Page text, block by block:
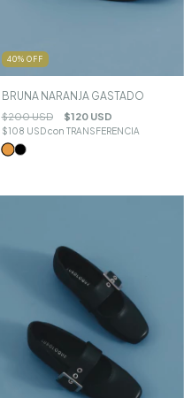
40% OFF
BRUNA NARANJA GASTADO
$200 USD $120 USD
$108 USDcon TRANSFERENCIA